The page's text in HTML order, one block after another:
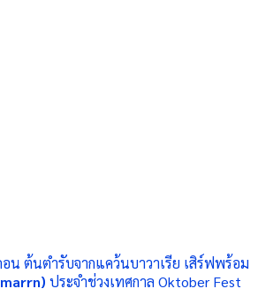
น ต้นตำรับจากแคว้นบาวาเรีย เสิร์ฟพร้อม
) ประจำช่วงเทศกาล Oktober Fest